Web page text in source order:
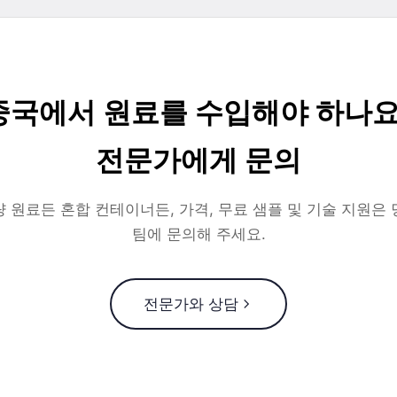
국에서 원료를 수입해야 하나
전문가에게 문의
원료든 혼합 컨테이너든, 가격, 무료 샘플 및 기술 지원은
팀에 문의해 주세요.
전문가와 상담